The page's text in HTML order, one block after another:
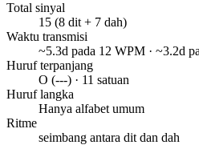
Total sinyal
15 (8 dit + 7 dah)
Waktu transmisi
~5.3d pada 12 WPM · ~3.2d
Huruf terpanjang
O (---) · 11 satuan
Huruf langka
Hanya alfabet umum
Ritme
seimbang antara dit dan dah